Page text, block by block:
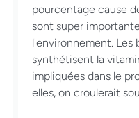
pourcentage cause
sont super
l'environnement.
synthétisent la
impliquées dans le
elles, on croulerait